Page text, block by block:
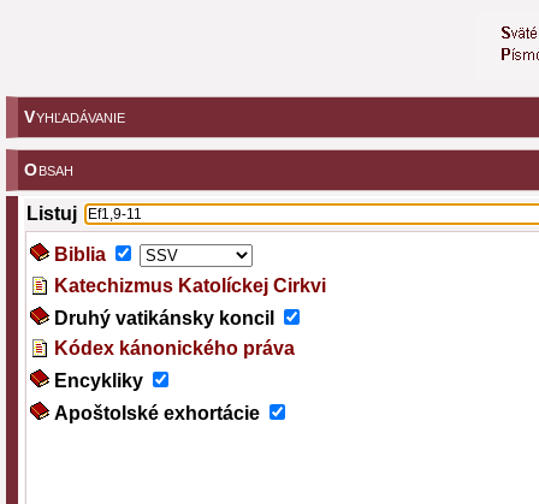
VYHĽADÁVANIE
OBSAH
Listuj